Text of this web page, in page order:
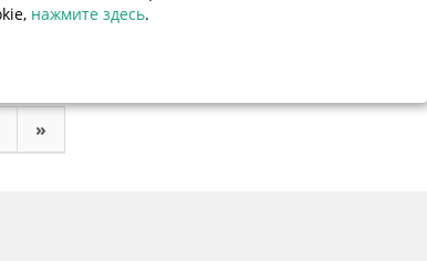
»
нажмите здесь.